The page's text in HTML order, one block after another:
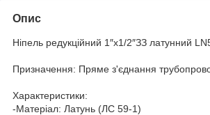
Опис
Ніпель редукційний 1″х1/2″ЗЗ латунний
Призначення: Пряме з'єднання
Характеристики:
-Матеріал: Латунь (ЛС 59-1)